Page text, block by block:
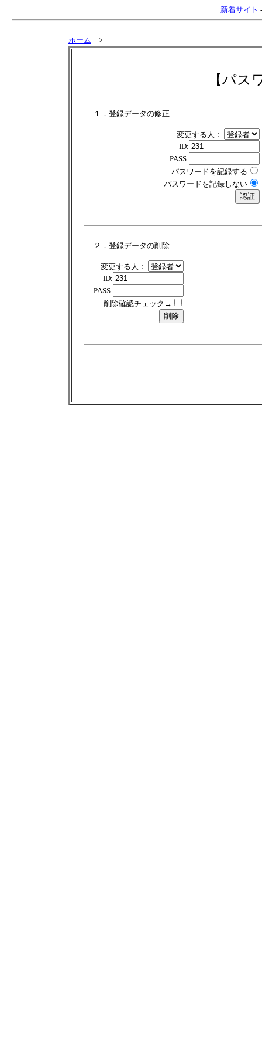
新着サイト
ホーム >
【パス
１．登録データの修正
変更する人：
ID:
PASS:
パスワードを記録する
パスワードを記録しない
２．登録データの削除
変更する人：
ID:
PASS:
削除確認チェック→